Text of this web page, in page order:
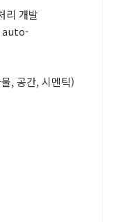
리 개발
auto-
, 공간, 시멘틱)